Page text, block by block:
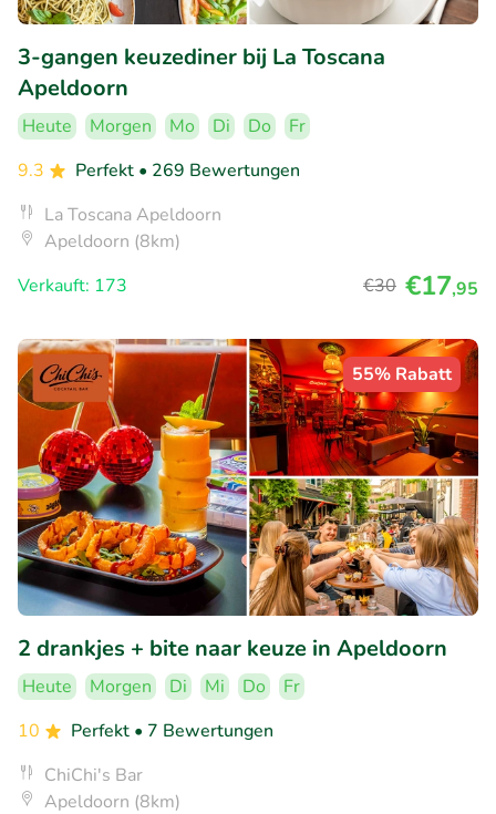
3-gangen keuzediner bij La Toscana
Apeldoorn
Heute Morgen Mo Di Do
Fr
9.3
Perfekt • 269 Bewertungen
La Toscana Apeldoorn
Apeldoorn (8km)
Verkauft: 173
€30 €17,95
55% Rabatt
2 drankjes + bite naar keuze in Apeldoorn
Heute Morgen Di Mi Do
Fr
10
Perfekt • 7 Bewertungen
ChiChi's Bar
Apeldoorn (8km)